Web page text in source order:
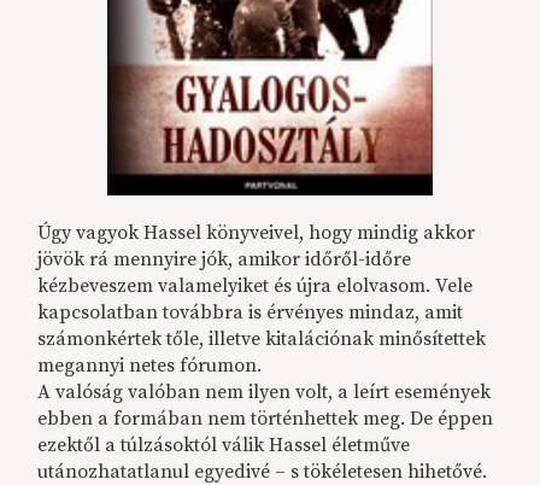
Úgy vagyok Hassel könyveivel, hogy mindig akkor
jövök rá mennyire jók, amikor időről-időre
kézbeveszem valamelyiket és újra elolvasom. Vele
kapcsolatban továbbra is érvényes mindaz, amit
számonkértek tőle, illetve kitalációnak minősítettek
megannyi netes fórumon.
A valóság valóban nem ilyen volt, a leírt események
ebben a formában nem történhettek meg. De éppen
ezektől a túlzásoktól válik Hassel életműve
utánozhatatlanul egyedivé – s tökéletesen hihetővé.